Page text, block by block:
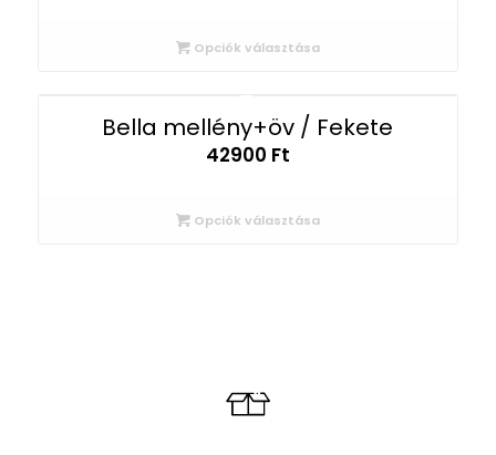
Opciók választása
Bella mellény+öv / Fekete
42900 Ft
Opciók választása